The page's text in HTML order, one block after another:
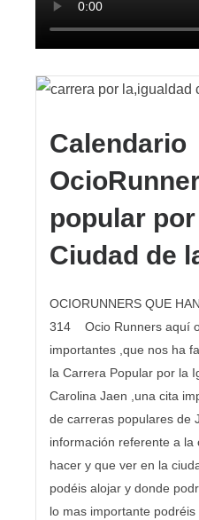
Calendario
popular
Ciudad de
OCIORUNNERS QUE
314 Ocio Runners aquí
importantes ,que nos ha
la Carrera Popular por la
Carolina Jaen ,una cita
de carreras populares
información referente a la
hacer y que ver en la
podéis alojar y donde
lo mas importante